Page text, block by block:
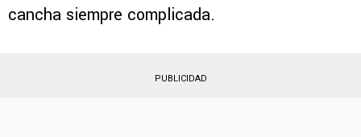
cancha siempre complicada.
PUBLICIDAD